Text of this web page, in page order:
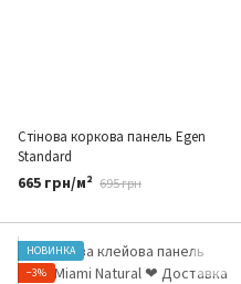
Стінова коркова панель Egen
Standard
665 грн/м² 695 грн
НОВИНКА
−3%